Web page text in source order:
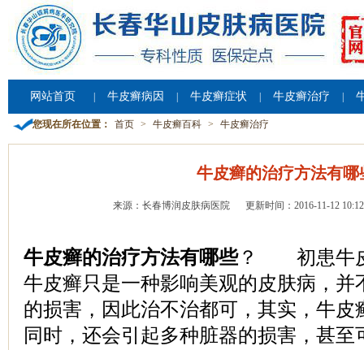
网站首页 牛皮癣病因 牛皮癣症状 牛皮癣治疗
您现在所在位置： 首页 > 牛皮癣百科 > 牛皮癣治疗
牛皮癣的治疗方法有哪
来源：长春博润皮肤病医院 更新时间：2016-11-12
牛皮癣的治疗方法有哪些？ 初患牛皮
牛皮癣只是一种影响美观的皮肤病，并
的损害，因此治不治都可，其实，牛皮
同时，还会引起多种脏器的损害，甚至